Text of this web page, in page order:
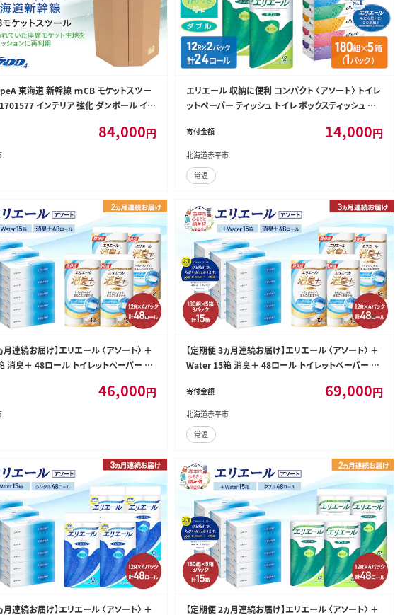
東海道 新幹線 ｍCB モケットスツー
インテリア 強化 ダンボール イス
海道 赤平市 国産 日本製
84,000円
エリエール 収納に便利 コンパクト 〈アソート〉 トイレ
ットペーパー ティッシュ トイレ ボックスティッシュ テ
備品 備蓄品 消耗品 定番 北海道 赤平市
寄付金額 14,000円
北海道赤平市
常温
月連続お届け】エリエール 〈アソート〉 ＋
消臭＋ 48ロール トイレットペーパー テ
備品 備蓄品 消耗品 備蓄 日用品
46,000円
【定期便 3ヵ月連続お届け】エリエール 〈アソート〉 ＋
Water 15箱 消臭＋ 48ロール トイレットペーパー テ
ー 紙 防災 常備品 備蓄品 消耗品 備蓄 日用品
寄付金額 69,000円
北海道赤平市
常温
月連続お届け】エリエール 〈アソート〉 ＋
【定期便 2ヵ月連続お届け】エリエール 〈アソート〉 ＋